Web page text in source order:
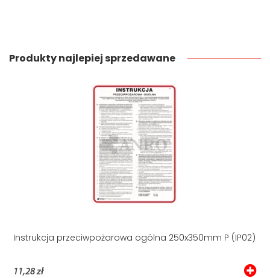
Produkty najlepiej sprzedawane
Instrukcja przeciwpożarowa ogólna 250x350mm P (IP02)
11,28 zł